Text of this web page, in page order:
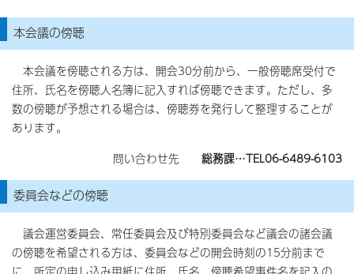
本会議の傍聴
本会議を傍聴される方は、開会30分前から、一般傍聴席受付で
住所、氏名を傍聴人名簿に記入すれば傍聴できます。ただし、多
数の傍聴が予想される場合は、傍聴券を発行して整理することが
あります。
問い合わせ先 総務課…TEL06-6489-6103
委員会などの傍聴
議会運営委員会、常任委員会及び特別委員会など議会の諸会議
の傍聴を希望される方は、委員会などの開会時刻の15分前まで